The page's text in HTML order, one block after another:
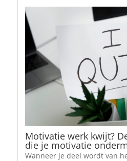
Motivatie werk kwijt?
die je motivatie
Wanneer je deel wordt van